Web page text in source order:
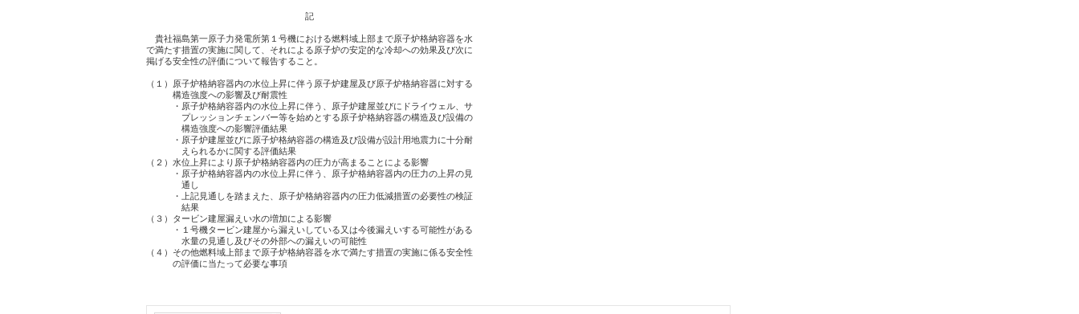
記
貴社福島第一原子力発電所第１号機における燃料域上部まで原子炉格納容器を水
で満たす措置の実施に関して、それによる原子炉の安定的な冷却への効果及び次に
掲げる安全性の評価について報告すること。
（１）原子炉格納容器内の水位上昇に伴う原子炉建屋及び原子炉格納容器に対する
構造強度への影響及び耐震性
・原子炉格納容器内の水位上昇に伴う、原子炉建屋並びにドライウェル、サ
プレッションチェンバー等を始めとする原子炉格納容器の構造及び設備の
構造強度への影響評価結果
・原子炉建屋並びに原子炉格納容器の構造及び設備が設計用地震力に十分耐
えられるかに関する評価結果
（２）水位上昇により原子炉格納容器内の圧力が高まることによる影響
・原子炉格納容器内の水位上昇に伴う、原子炉格納容器内の圧力の上昇の見
通し
・上記見通しを踏まえた、原子炉格納容器内の圧力低減措置の必要性の検証
結果
（３）タービン建屋漏えい水の増加による影響
・１号機タービン建屋から漏えいしている又は今後漏えいする可能性がある
水量の見通し及びその外部への漏えいの可能性
（４）その他燃料域上部まで原子炉格納容器を水で満たす措置の実施に係る安全性
の評価に当たって必要な事項